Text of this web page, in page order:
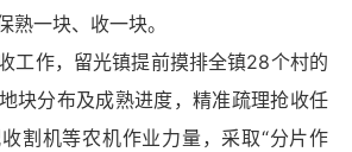
熟一块、收一块。
作，留光镇提前摸排全镇28个村的
块分布及成熟进度，精准疏理抢收任
割机等农机作业力量，采取“分片作